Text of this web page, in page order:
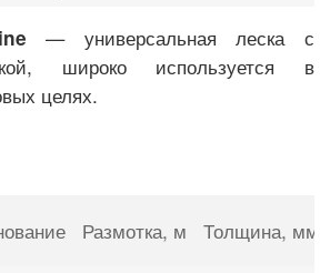
— универсальная леска с
широко используется в
целях.
Размотка, м Толщина, мм